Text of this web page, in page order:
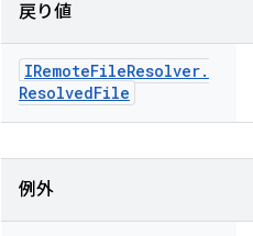
戻り値
IRemoteFileResolver.
ResolvedFile
例外